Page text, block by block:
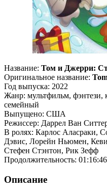
Название: Том и Джерри:
Оригинальное название:
Год выпуска: 2022
Жанр: мультфильм, фэнтези,
семейный
Выпущено: США
Режиссер: Даррел Ван
В ролях: Карлос Аласраки,
Дэвис, Лорейн Ньюмен,
Стефен Стэнтон, Рик Зефф
Продолжительность: 01:16:46
Описание